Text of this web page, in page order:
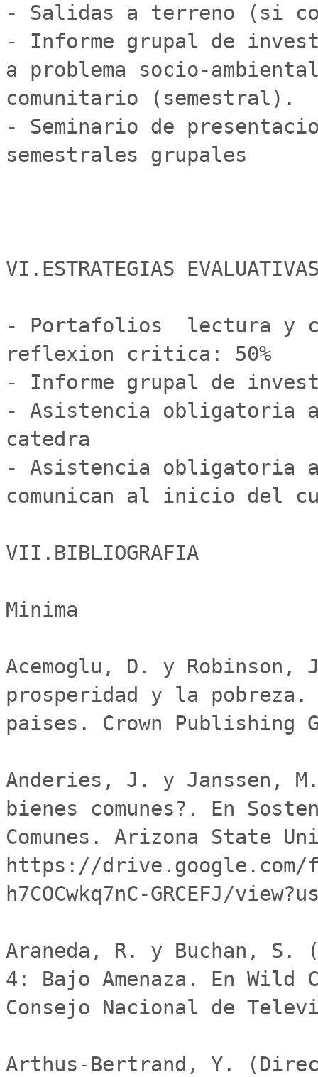
- Salidas a terreno (si
- Informe grupal de
a problema socio-
comunitario (semestral).
- Seminario de
semestrales grupales
VI.ESTRATEGIAS
- Portafolios  lectura y
reflexion critica: 50%
- Informe grupal de
- Asistencia obligatoria
catedra
- Asistencia obligatoria
comunican al inicio del
VII.BIBLIOGRAFIA
Minima
Acemoglu, D. y
prosperidad y la pobreza.
paises. Crown Publishing
Anderies, J. y Janssen,
bienes comunes?. En
Comunes. Arizona State
https://drive.google.com/
h7COCwkq7nC-GRCEFJ/
Araneda, R. y Buchan, S.
4: Bajo Amenaza. En
Consejo Nacional de
Arthus-Bertrand, Y.